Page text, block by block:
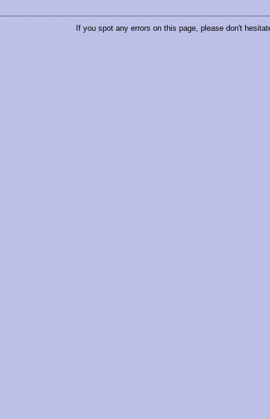
If you spot any errors on this page, please don't